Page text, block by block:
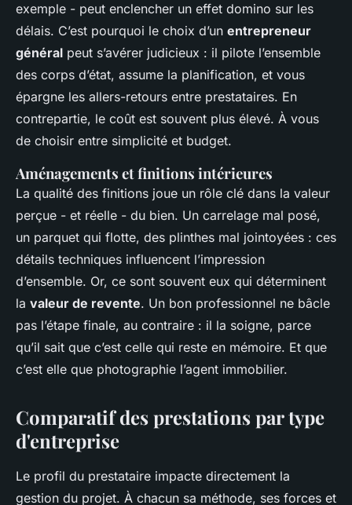
exemple - peut enclencher un effet domino sur les
délais. C’est pourquoi le choix d’un entrepreneur
général peut s’avérer judicieux : il pilote l’ensemble
des corps d’état, assume la planification, et vous
épargne les allers-retours entre prestataires. En
contrepartie, le coût est souvent plus élevé. À vous
de choisir entre simplicité et budget.
Aménagements et finitions intérieures
La qualité des finitions joue un rôle clé dans la valeur
perçue - et réelle - du bien. Un carrelage mal posé,
un parquet qui flotte, des plinthes mal jointoyées : ces
détails techniques influencent l’impression
d’ensemble. Or, ce sont souvent eux qui déterminent
la valeur de revente. Un bon professionnel ne bâcle
pas l’étape finale, au contraire : il la soigne, parce
qu’il sait que c’est celle qui reste en mémoire. Et que
c’est elle que photographie l’agent immobilier.
Comparatif des prestations par type
d'entreprise
Le profil du prestataire impacte directement la
gestion du projet. À chacun sa méthode, ses forces et